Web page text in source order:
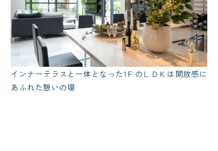
インナーテラスと一体となった1ＦのＬＤＫは開放感に
あふれた憩いの場